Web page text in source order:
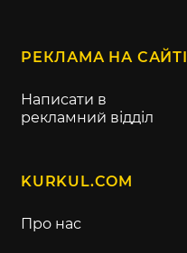
РЕКЛАМА НА САЙТІ
Написати в
рекламний відділ
KURKUL.COM
Про нас